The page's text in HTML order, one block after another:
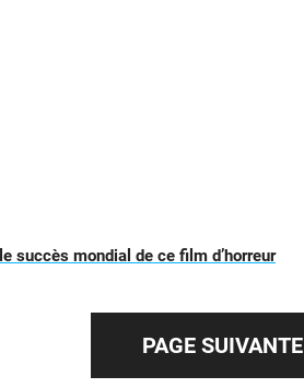
succès mondial de ce film d’horreur
PAGE SUIVANTE